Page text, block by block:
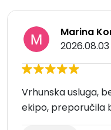
Marina
2026.08.03
Vrhunska usluga,
ekipo, preporučila